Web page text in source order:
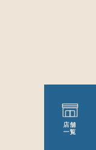
店舗
一覧